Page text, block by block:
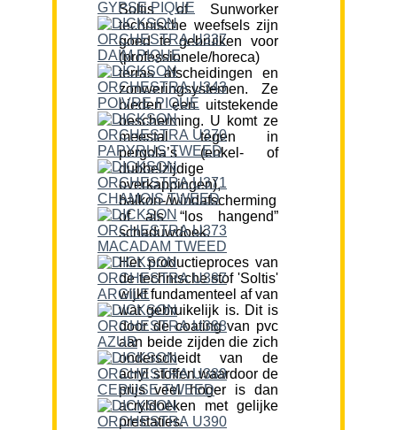
Soltis of Sunworker
technische weefsels zijn
goed te gebruiken voor
(professionele/horeca)
terras afscheidingen en
zonweringsystemen. Ze
bieden een uitstekende
bescherming. U komt ze
meestal tegen in
pergola’s (enkel- of
dubbelzijdige
overkappingen),
balkon-/windafscherming
of als “los hangend”
schaduwdoek.
Het productieproces van
de technische stof 'Soltis'
wijkt fundamenteel af van
wat gebruikelijk is. Dit is
door de coating van pvc
aan beide zijden die zich
onderscheidt van de
acryl stoffen waardoor de
prijs veel hoger is dan
acryldoeken met gelijke
prestaties.